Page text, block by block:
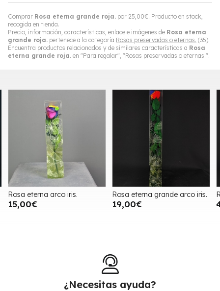
Comprar Rosa eterna grande roja. por 25,00€. Producto en stock,
recogida en tienda.
Precio, información, características, enlace e imágenes de Rosa eterna
grande roja. pertenece a la categoría Rosas preservadas o eternas. (35).
Encuentra productos relacionados y de similares características a Rosa
eterna grande roja. en "Para regalar", "Rosas preservadas o eternas.".
Rosa eterna arco iris.
15,00€
Rosa eterna grande arco iris.
19,00€
¿Necesitas ayuda?